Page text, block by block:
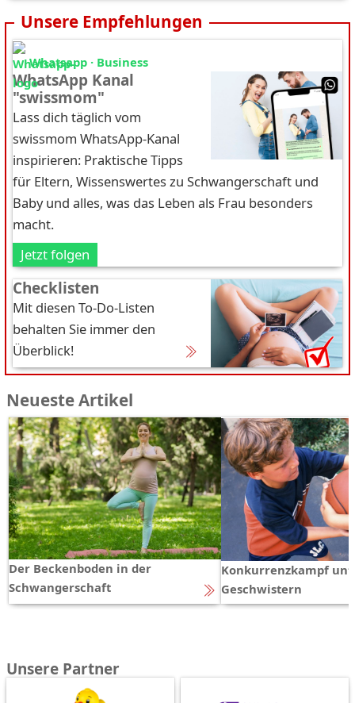
Unsere Empfehlungen
Whatsapp · Business
WhatsApp Kanal
"swissmom"
Lass dich täglich vom
swissmom WhatsApp-Kanal
inspirieren: Praktische Tipps
für Eltern, Wissenswertes zu Schwangerschaft und
Baby und alles, was das Leben als Frau besonders
macht.
Jetzt folgen
Checklisten
Mit diesen To-Do-Listen
behalten Sie immer den
Überblick!
Neueste Artikel
Der Beckenboden in der
Schwangerschaft
Konkurrenzkampf
Geschwistern
Unsere Partner